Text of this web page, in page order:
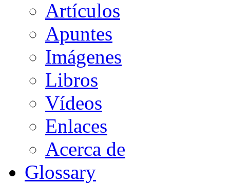
Artículos
Apuntes
Imágenes
Libros
Vídeos
Enlaces
Acerca de
Glossary